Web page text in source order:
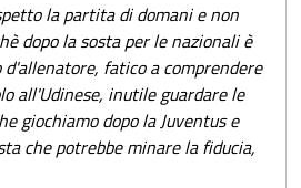
la partita di domani e non
dopo la sosta per le nazionali è
fatico a comprendere
all'Udinese, inutile guardare le
giochiamo dopo la Juventus e
che potrebbe minare la fiducia,